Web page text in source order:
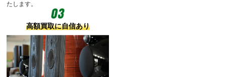
たします。
高額買取に自信あり